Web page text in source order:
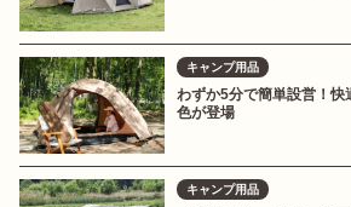
キャンプ用品
わずか5分で簡単設営！
色が登場
キャンプ用品